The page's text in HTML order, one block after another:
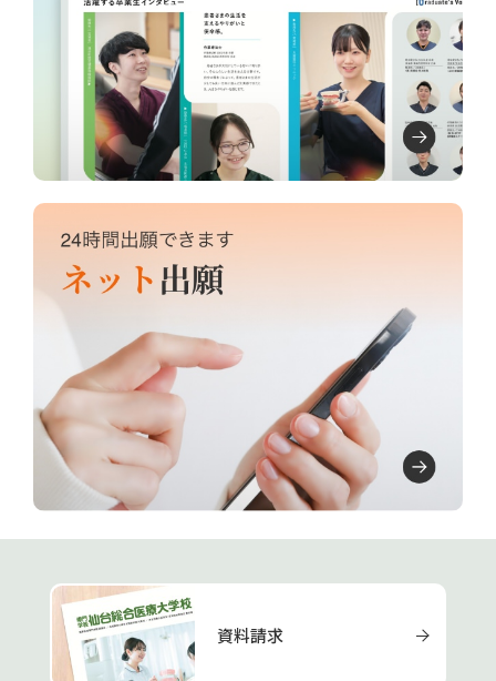
資料請求